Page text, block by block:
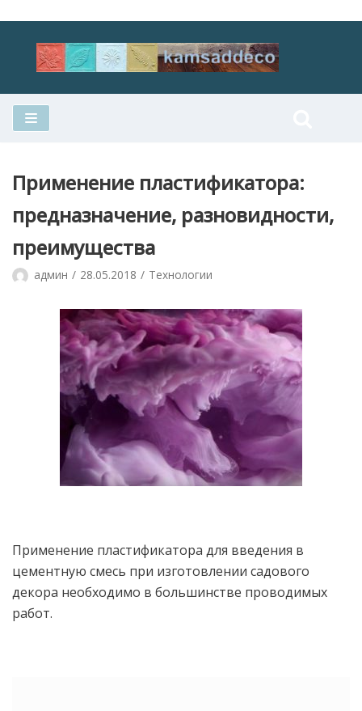
Перейти
Применение пластификатора:
предназначение, разновидности,
преимущества
админ 28.05.2018 Технологии
Применение пластификатора для введения в
цементную смесь при изготовлении садового
декора необходимо в большинстве проводимых
работ.